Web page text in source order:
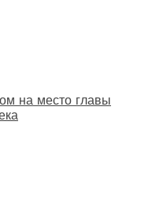
на место главы